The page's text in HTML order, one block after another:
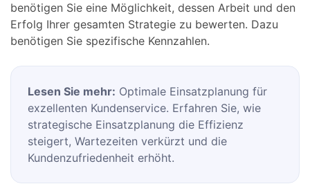
benötigen Sie eine Möglichkeit, dessen Arbeit und den
Erfolg Ihrer gesamten Strategie zu bewerten. Dazu
benötigen Sie spezifische Kennzahlen.
Lesen Sie mehr: Optimale Einsatzplanung für
exzellenten Kundenservice. Erfahren Sie, wie
strategische Einsatzplanung die Effizienz
steigert, Wartezeiten verkürzt und die
Kundenzufriedenheit erhöht.